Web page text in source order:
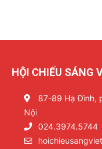
HỘI CHIẾU SÁNG
87-89 Hạ Đình,
Nội
024.3974.5744